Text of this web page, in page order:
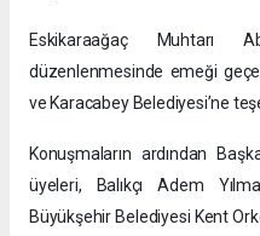
Eskikaraağaç Muhtarı
düzenlenmesinde emeği
ve Karacabey Belediyesi’ne
Konuşmaların ardından
üyeleri, Balıkçı Adem
Büyükşehir Belediyesi Kent